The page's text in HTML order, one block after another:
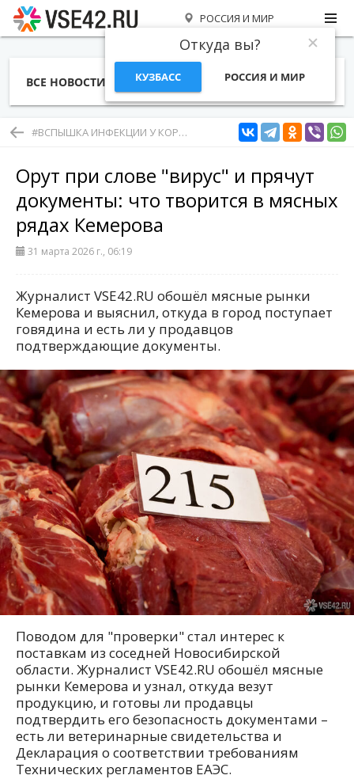
РОССИЯ И МИР
Откуда вы?
КУЗБАСС РОССИЯ И МИР
ВСЕ НОВОСТИ СТАТЬИ ТЕМЫ ФОТО
#ВСПЫШКА ИНФЕКЦИИ У КОРОВ В КУЗБАССЕ
Орут при слове "вирус" и прячут
документы: что творится в мясных
рядах Кемерова
31 марта 2026 г., 06:19
Журналист VSE42.RU обошёл мясные рынки
Кемерова и выяснил, откуда в город поступает
говядина и есть ли у продавцов
подтверждающие документы.
Поводом для "проверки" стал интерес к
поставкам из соседней Новосибирской
области. Журналист VSE42.RU обошёл мясные
рынки Кемерова и узнал, откуда везут
продукцию, и готовы ли продавцы
подтвердить его безопасность документами –
есть ли ветеринарные свидетельства и
Декларация о соответствии требованиям
Технических регламентов ЕАЭС.